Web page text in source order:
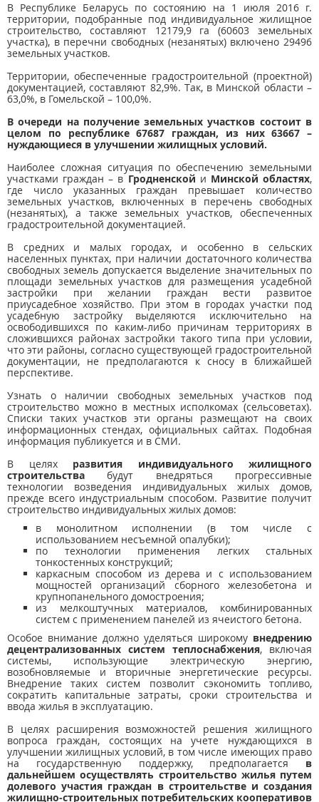
В Республике Беларусь по состоянию на 1 июля 2016 г.
территории, подобранные под индивидуальное жилищное
строительство, составляют 12179,9 га (60603 земельных
участка), в перечни свободных (незанятых) включено 29496
земельных участков.
Территории, обеспеченные градостроительной (проектной)
документацией, составляют 82,9%. Так, в Минской области –
63,0%, в Гомельской – 100,0%.
В очереди на получение земельных участков состоит в
целом по республике 67687 граждан, из них 63667 –
нуждающиеся в улучшении жилищных условий.
Наиболее сложная ситуация по обеспечению земельными
участками граждан – в Гродненской и Минской областях,
где число указанных граждан превышает количество
земельных участков, включенных в перечень свободных
(незанятых), а также земельных участков, обеспеченных
градостроительной документацией.
В средних и малых городах, и особенно в сельских
населенных пунктах, при наличии достаточного количества
свободных земель допускается выделение значительных по
площади земельных участков для размещения усадебной
застройки при желании граждан вести развитое
приусадебное хозяйство. При этом в городах участки под
усадебную застройку выделяются исключительно на
освободившихся по каким-либо причинам территориях в
сложившихся районах застройки такого типа при условии,
что эти районы, согласно существующей градостроительной
документации, не предполагаются к сносу в ближайшей
перспективе.
Узнать о наличии свободных земельных участков под
строительство можно в местных исполкомах (сельсоветах).
Списки таких участков эти органы размещают на своих
информационных стендах, официальных сайтах. Подобная
информация публикуется и в СМИ.
В целях развития индивидуального жилищного
строительства будут внедряться прогрессивные
технологии возведения индивидуальных жилых домов,
прежде всего индустриальным способом. Развитие получит
строительство индивидуальных жилых домов:
в монолитном исполнении (в том числе с
использованием несъемной опалубки);
по технологии применения легких стальных
тонкостенных конструкций;
каркасным способом из дерева и с использованием
мощностей организаций сборного железобетона и
крупнопанельного домостроения;
из мелкоштучных материалов, комбинированных
систем с применением панелей из ячеистого бетона.
Особое внимание должно уделяться широкому внедрению
децентрализованных систем теплоснабжения, включая
системы, использующие электрическую энергию,
возобновляемые и вторичные энергетические ресурсы.
Внедрение таких систем позволит сэкономить топливо,
сократить капитальные затраты, сроки строительства и
ввода жилья в эксплуатацию.
В целях расширения возможностей решения жилищного
вопроса граждан, состоящих на учете нуждающихся в
улучшении жилищных условий, в том числе имеющих право
на государственную поддержку, предполагается в
дальнейшем осуществлять строительство жилья путем
долевого участия граждан в строительстве и создания
жилищно-строительных потребительских кооперативов